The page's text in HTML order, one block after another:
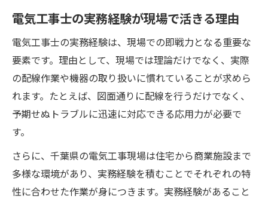
電気工事士の実務経験が現場で活きる理由
電気工事士の実務経験は、現場での即戦力となる重要な
要素です。理由として、現場では理論だけでなく、実際
の配線作業や機器の取り扱いに慣れていることが求めら
れます。たとえば、図面通りに配線を行うだけでなく、
予期せぬトラブルに迅速に対応できる応用力が必要で
す。
さらに、千葉県の電気工事現場は住宅から商業施設まで
多様な環境があり、実務経験を積むことでそれぞれの特
性に合わせた作業が身につきます。実務経験があること